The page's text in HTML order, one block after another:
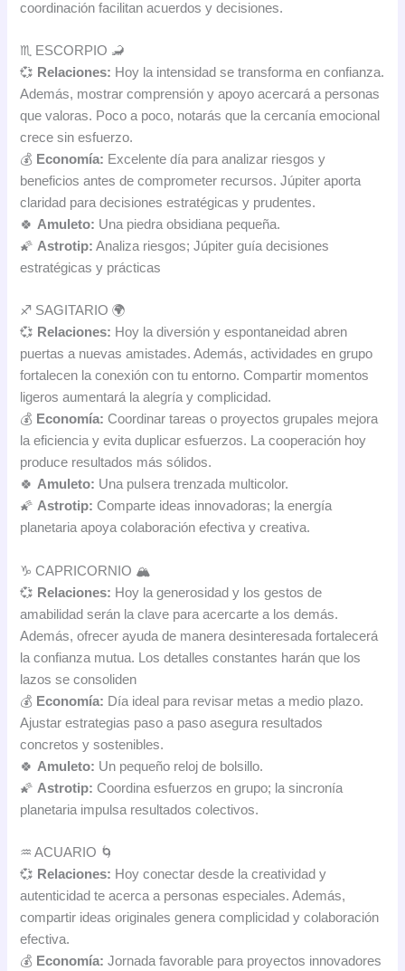
coordinación facilitan acuerdos y decisiones.
♏ ESCORPIO 🦂
💞 Relaciones: Hoy la intensidad se transforma en confianza.
Además, mostrar comprensión y apoyo acercará a personas
que valoras. Poco a poco, notarás que la cercanía emocional
crece sin esfuerzo.
💰 Economía: Excelente día para analizar riesgos y
beneficios antes de comprometer recursos. Júpiter aporta
claridad para decisiones estratégicas y prudentes.
🍀 Amuleto: Una piedra obsidiana pequeña.
🌠 Astrotip: Analiza riesgos; Júpiter guía decisiones
estratégicas y prácticas
♐ SAGITARIO 🌍
💞 Relaciones: Hoy la diversión y espontaneidad abren
puertas a nuevas amistades. Además, actividades en grupo
fortalecen la conexión con tu entorno. Compartir momentos
ligeros aumentará la alegría y complicidad.
💰 Economía: Coordinar tareas o proyectos grupales mejora
la eficiencia y evita duplicar esfuerzos. La cooperación hoy
produce resultados más sólidos.
🍀Amuleto: Una pulsera trenzada multicolor.
🌠Astrotip: Comparte ideas innovadoras; la energía
planetaria apoya colaboración efectiva y creativa.
♑ CAPRICORNIO 🏔️
💞 Relaciones: Hoy la generosidad y los gestos de
amabilidad serán la clave para acercarte a los demás.
Además, ofrecer ayuda de manera desinteresada fortalecerá
la confianza mutua. Los detalles constantes harán que los
lazos se consoliden
💰 Economía: Día ideal para revisar metas a medio plazo.
Ajustar estrategias paso a paso asegura resultados
concretos y sostenibles.
🍀 Amuleto: Un pequeño reloj de bolsillo.
🌠 Astrotip: Coordina esfuerzos en grupo; la sincronía
planetaria impulsa resultados colectivos.
♒ ACUARIO 🌀
💞 Relaciones: Hoy conectar desde la creatividad y
autenticidad te acerca a personas especiales. Además,
compartir ideas originales genera complicidad y colaboración
efectiva.
💰 Economía: Jornada favorable para proyectos innovadores